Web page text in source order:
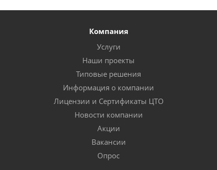
Компания
Услуги
Наши проекты
Типовые решения
Информация о компании
Лицензии и Сертификаты ЦТО
Новости компании
Акции
Вакансии
Опрос